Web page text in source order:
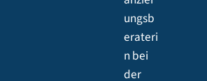
ungsb
erateri
n bei
der